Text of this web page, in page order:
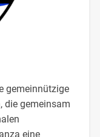
gemeinnützige
die gemeinsam
eine